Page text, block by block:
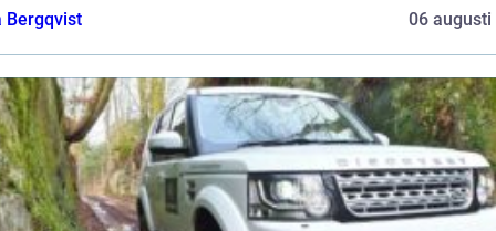
Bergqvist
06 augusti